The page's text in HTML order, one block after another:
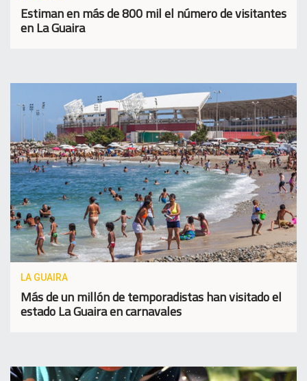
Estiman en más de 800 mil el número de visitantes
en La Guaira
LA GUAIRA
Más de un millón de temporadistas han visitado el
estado La Guaira en carnavales